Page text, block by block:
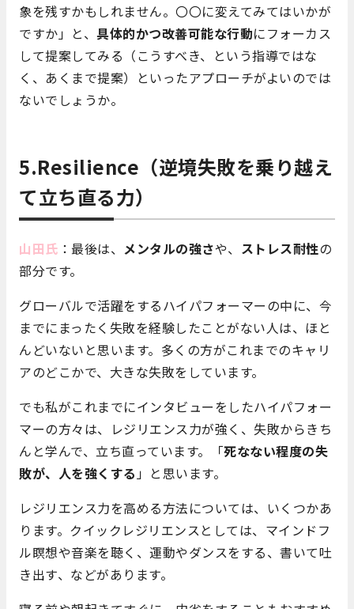
象を残すかもしれません。〇〇に変えてみてはいかが
ですか」と、 具体的かつ改善可能な行動にフォーカス
して提案してみる（こうすべき、という指導ではな
く、あくまで提案）といったアプローチがよいのでは
ないでしょうか。
5.Resilience（逆境失敗を乗り越え
て立ち直る力）
山田氏 ：最後は、 メンタルの強さや、 ストレス耐性の
部分です。
グローバルで活躍をするハイパフォーマーの中に、今
までにまったく失敗を経験したことがない人は、ほと
んどいないと思います。多くの方がこれまでのキャリ
アのどこかで、大きな失敗をしています。
でも私がこれまでにインタビューをしたハイパフォー
マーの方々は、レジリエンス力が強く、失敗からきち
んと学んで、立ち直っています。「死なない程度の失
敗が、人を強くする」と思います。
レジリエンス力を高める方法については、いくつかあ
ります。クイックレジリエンスとしては、マインドフ
ル瞑想や音楽を聴く、運動やダンスをする、書いて吐
き出す、などがあります。